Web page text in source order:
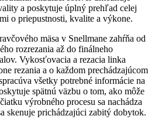
a poskytuje úplný prehľad celej
o priepustnosti, kvalite a výkone.
mäsa v Snellmane zahŕňa od
rozrezania až do finálneho
Vykosťovacia a rezacia linka
rezania a o každom prechádzajúcom
všetky potrebné informácie na
spätnú väzbu o tom, ako môže
výrobného procesu sa nachádza
skenuje prichádzajúci zabitý dobytok.